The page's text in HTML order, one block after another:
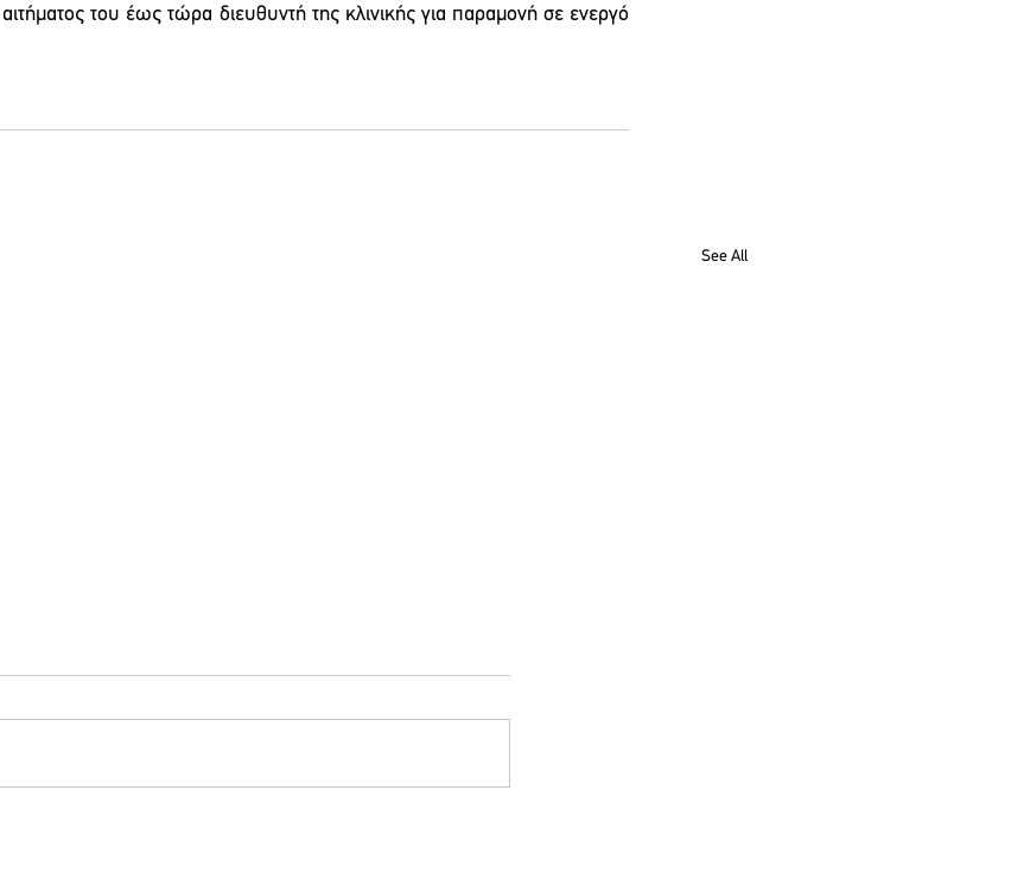
του έως τώρα διευθυντή της κλινικής για παραμονή σε ενεργό
See All